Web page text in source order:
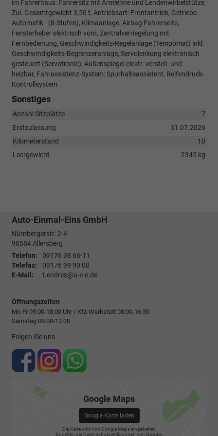
im Fahrerhaus: Fahrersitz mit Armlehne und Lendenwirbelstütze,
Zul. Gesamtgewicht 3,50 t, Antriebsart: Frontantrieb, Getriebe
Automatik - (8-Stufen), Klimaanlage, Airbag Fahrerseite,
Fensterheber elektrisch vorn, Zentralverriegelung mit
Fernbedienung, Geschwindigkeits-Regelanlage (Tempomat) inkl.
Geschwindigkeits-Begrenzeranlage, Servolenkung elektronisch
gesteuert (Servotronic), Außenspiegel elektr. verstell- und
heizbar, Fahrassistenz-System: Spurhalteassistent, Reifendruck-
Kontrollsystem
Sonstiges
Anzahl Sitzplätze
7
Erstzulassung
31.07.2026
Kilometerstand
10
Leergewicht
2345 kg
Auto-Einmal-Eins GmbH
Nürnbergerstr. 2-4
90584Allersberg
Telefon:
09176 98 66-11
Telefax:
09176 99 90 00
E-Mail:
t.endres@a-e-e.de
Öffnungszeiten
Mo-Fr 09:00-18:00 Uhr / Kfz-Werkstatt 08:00-16:30
Samstag 09:00-12:00
Folgen Sie uns
Google Maps
Google Karte laden
Die Karte wird von Google Maps eingebettet.
Es gelten die Datenschutzerklärungen von Google.